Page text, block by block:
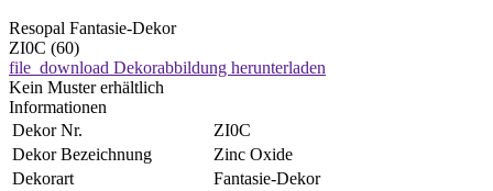
Resopal Fantasie-Dekor
ZI0C (60)
file_download Dekorabbildung herunterladen
Kein Muster erhältlich
Informationen
Dekor Nr.
ZI0C
Dekor Bezeichnung
Zinc Oxide
Dekorart
Fantasie-Dekor